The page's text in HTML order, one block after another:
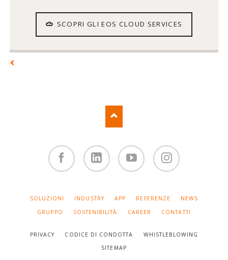
SCOPRI GLI EOS CLOUD SERVICES
SALTA
NAVIGAZIONE
SOLUZIONI INDUSTRY APP REFERENZE
NEWS
GRUPPO
SOSTENIBILITÀ CAREER CONTATTI
PRIVACY CODICE DI CONDOTTA
WHISTLEBLOWING
SITEMAP